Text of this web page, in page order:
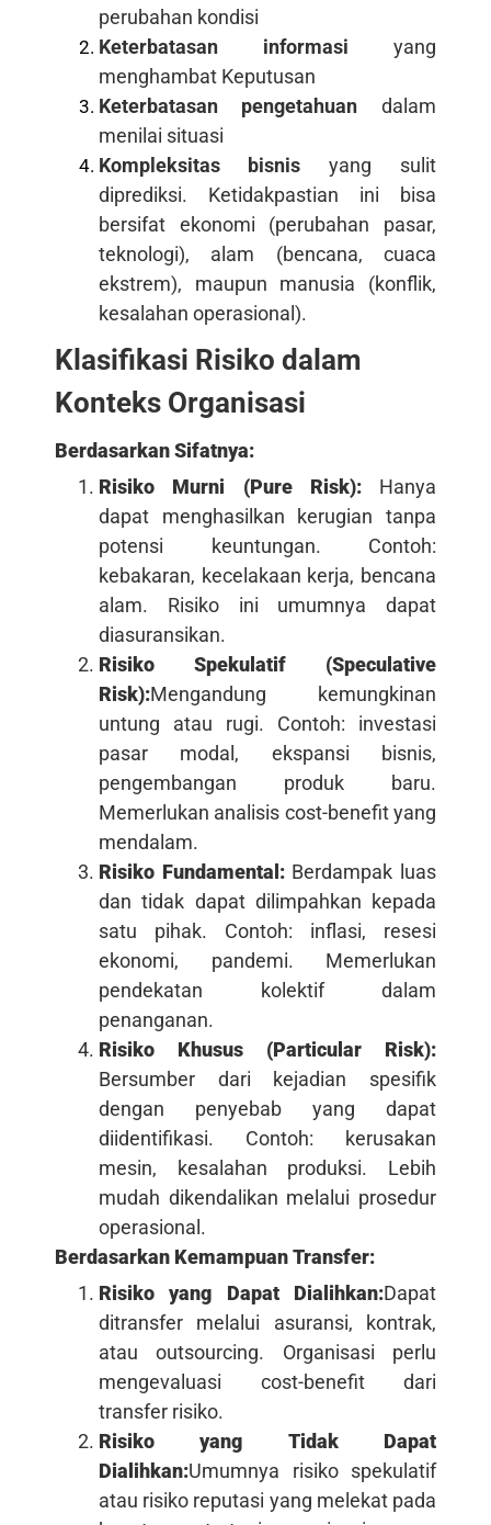
perubahan kondisi
Keterbatasan informasi yang
menghambat Keputusan
Keterbatasan pengetahuan dalam
menilai situasi
Kompleksitas bisnis yang sulit
diprediksi. Ketidakpastian ini bisa
bersifat ekonomi (perubahan pasar,
teknologi), alam (bencana, cuaca
ekstrem), maupun manusia (konflik,
kesalahan operasional).
Klasifikasi Risiko dalam
Konteks Organisasi
Berdasarkan Sifatnya:
Risiko Murni (Pure Risk): Hanya
dapat menghasilkan kerugian tanpa
potensi keuntungan. Contoh:
kebakaran, kecelakaan kerja, bencana
alam. Risiko ini umumnya dapat
diasuransikan.
Risiko Spekulatif (Speculative
Risk):Mengandung kemungkinan
untung atau rugi. Contoh: investasi
pasar modal, ekspansi bisnis,
pengembangan produk baru.
Memerlukan analisis cost-benefit yang
mendalam.
Risiko Fundamental: Berdampak luas
dan tidak dapat dilimpahkan kepada
satu pihak. Contoh: inflasi, resesi
ekonomi, pandemi. Memerlukan
pendekatan kolektif dalam
penanganan.
Risiko Khusus (Particular Risk):
Bersumber dari kejadian spesifik
dengan penyebab yang dapat
diidentifikasi. Contoh: kerusakan
mesin, kesalahan produksi. Lebih
mudah dikendalikan melalui prosedur
operasional.
Berdasarkan Kemampuan Transfer:
Risiko yang Dapat Dialihkan:Dapat
ditransfer melalui asuransi, kontrak,
atau outsourcing. Organisasi perlu
mengevaluasi cost-benefit dari
transfer risiko.
Risiko yang Tidak Dapat
Dialihkan:Umumnya risiko spekulatif
atau risiko reputasi yang melekat pada